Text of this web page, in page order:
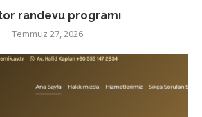
randevu programı
Temmuz 27, 2026